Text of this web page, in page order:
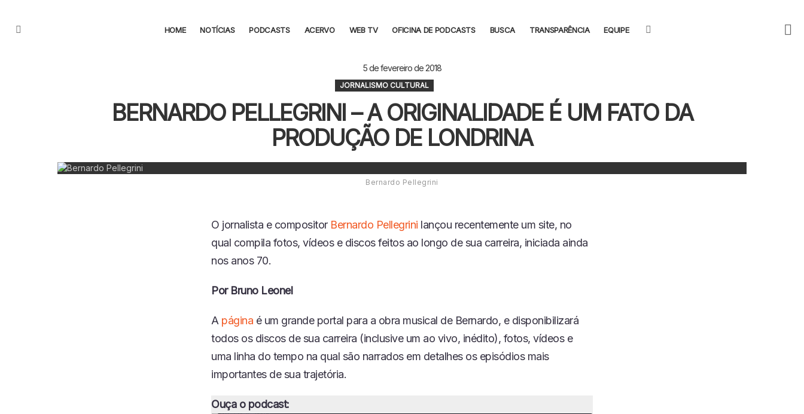
HOME NOTÍCIAS PODCASTS ACERVO WEB TV OFICINA DE PODCASTS BUSCA TRANSPARÊNCIA EQUIPE
5 de fevereiro de 2018
JORNALISMO CULTURAL
BERNARDO PELLEGRINI – A ORIGINALIDADE É UM FATO DA
PRODUÇÃO DE LONDRINA
Bernardo Pellegrini
O jornalista e compositor Bernardo Pellegrini lançou recentemente um site, no
qual compila fotos, vídeos e discos feitos ao longo de sua carreira, iniciada ainda
nos anos 70.
Por Bruno Leonel
A página é um grande portal para a obra musical de Bernardo, e disponibilizará
todos os discos de sua carreira (inclusive um ao vivo, inédito), fotos, vídeos e
uma linha do tempo na qual são narrados em detalhes os episódios mais
importantes de sua trajetória.
Ouça o podcast: